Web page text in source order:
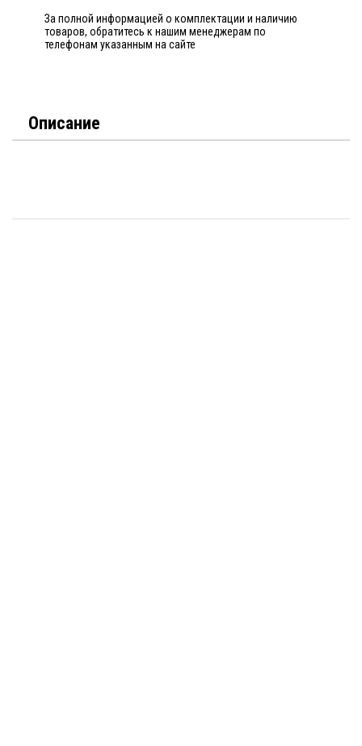
За полной информацией о комплектации и наличию
товаров, обратитесь к нашим менеджерам по
телефонам указанным на сайте
Описание